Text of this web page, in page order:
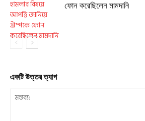
ফোন করেছিলেন মামদানি
একটি উত্তর ত্যাগ